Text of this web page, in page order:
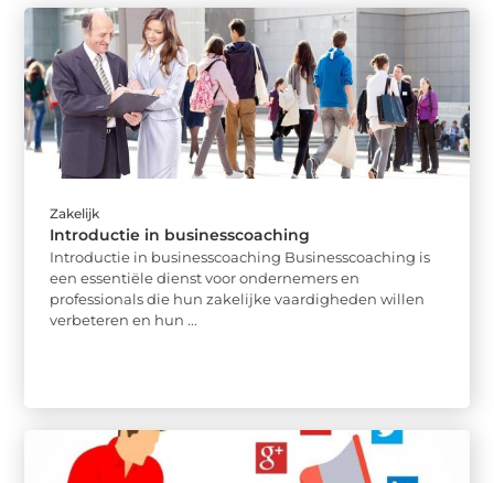
Zakelijk
Introductie in businesscoaching
Introductie in businesscoaching Businesscoaching is
een essentiële dienst voor ondernemers en
professionals die hun zakelijke vaardigheden willen
verbeteren en hun ...